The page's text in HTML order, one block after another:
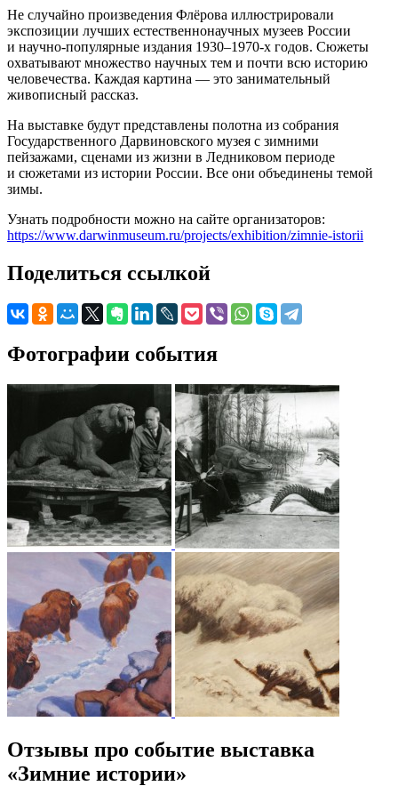
Не случайно произведения Флёрова иллюстрировали
экспозиции лучших естественнонаучных музеев России
и научно-популярные издания 1930–1970-х годов. Сюжеты
охватывают множество научных тем и почти всю историю
человечества. Каждая картина — это занимательный
живописный рассказ.
На выставке будут представлены полотна из собрания
Государственного Дарвиновского музея с зимними
пейзажами, сценами из жизни в Ледниковом периоде
и сюжетами из истории России. Все они объединены темой
зимы.
Узнать подробности можно на сайте организаторов:
https://www.darwinmuseum.ru/projects/exhibition/zimnie-istorii
Поделиться ссылкой
Фотографии события
Отзывы про событие выставка
«Зимние истории»